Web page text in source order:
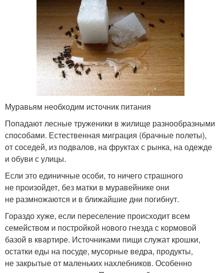
Муравьям необходим источник питания
Попадают лесные труженики в жилище разнообразными
способами. Естественная миграция (брачные полеты),
от соседей, из подвалов, на фруктах с рынка, на одежде
и обуви с улицы.
Если это единичные особи, то ничего страшного
не произойдет, без матки в муравейнике они
не размножаются и в ближайшие дни погибнут.
Гораздо хуже, если переселение происходит всем
семейством и постройкой нового гнезда с кормовой
базой в квартире. Источниками пищи служат крошки,
остатки еды на посуде, мусорные ведра, продукты,
не закрытые от маленьких нахлебников. Особенно